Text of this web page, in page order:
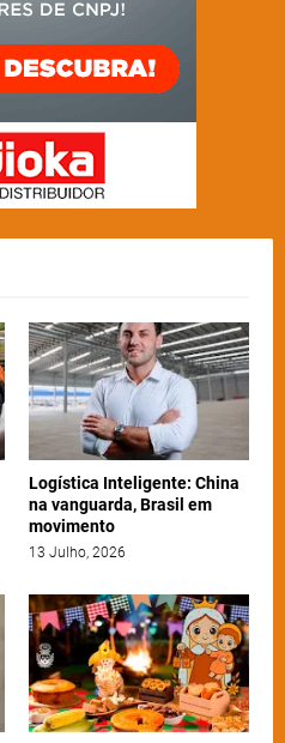
Logística Inteligente: China
na vanguarda, Brasil em
movimento
13 Julho, 2026